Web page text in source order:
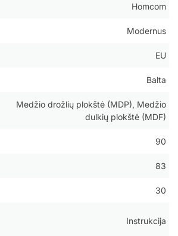
Homcom
Modernus
EU
Balta
Medžio drožlių plokštė (MDP), Medžio
dulkių plokštė (MDF)
90
83
30
Instrukcija